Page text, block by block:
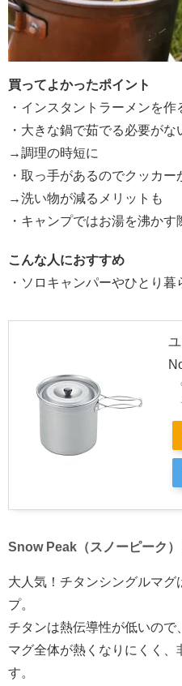
買ってよかったポイント
・インスタントラーメンを作
・大きな鍋で茹でる必要が
→調理の時短に
・取っ手があるのでクッカ
→洗い物が減るメリットも
・キャンプではお湯を沸かす
こんな人におすすめ
・ソロキャンパーやひとり暮
Snow Peak（スノーピーク
大人気！チタンシングルマグ
プ。
チタンは熱伝導性が低いので
マグ全体が熱くなりにくく
す。